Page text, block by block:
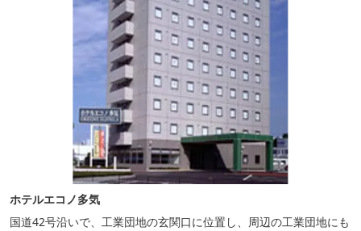
ホテルエコノ多気
国道42号沿いで、工業団地の玄関口に位置し、周辺の工業団地にも